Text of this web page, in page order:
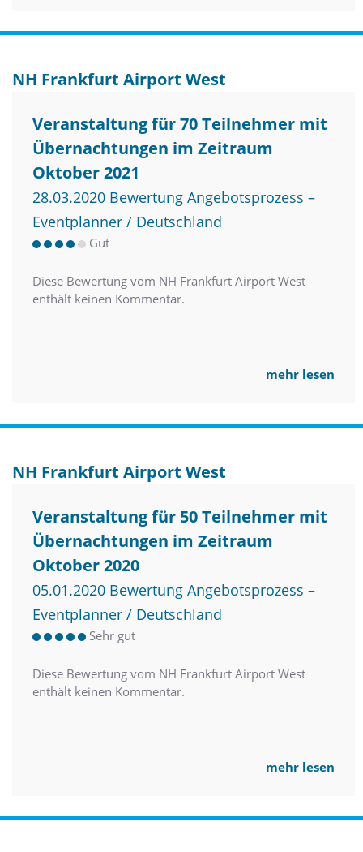
NH Frankfurt Airport West
Veranstaltung für 70 Teilnehmer mit
Übernachtungen im Zeitraum
Oktober 2021
28.03.2020 Bewertung Angebotsprozess –
Eventplanner / Deutschland
Gut
Diese Bewertung vom NH Frankfurt Airport West
enthält keinen Kommentar.
mehr lesen
NH Frankfurt Airport West
Veranstaltung für 50 Teilnehmer mit
Übernachtungen im Zeitraum
Oktober 2020
05.01.2020 Bewertung Angebotsprozess –
Eventplanner / Deutschland
Sehr gut
Diese Bewertung vom NH Frankfurt Airport West
enthält keinen Kommentar.
mehr lesen